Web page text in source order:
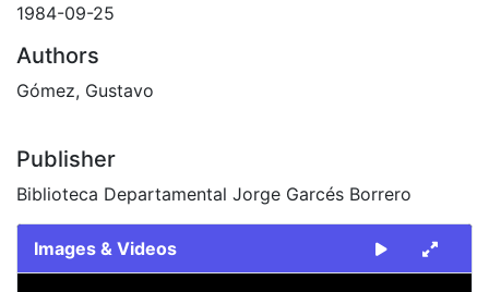
1984-09-25
Authors
Gómez, Gustavo
Publisher
Biblioteca Departamental Jorge Garcés Borrero
Images & Videos